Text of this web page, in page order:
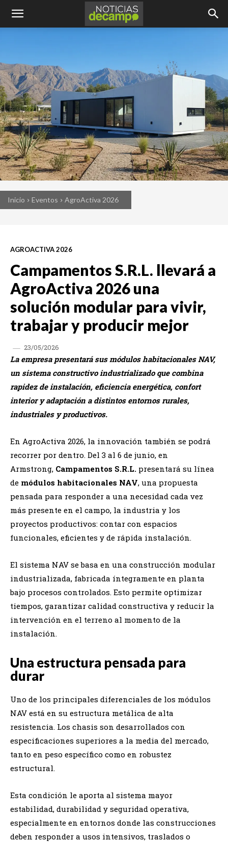
Inicio Eventos AgroActiva 2026
AGROACTIVA 2026
Campamentos S.R.L. llevará a
AgroActiva 2026 una
solución modular para vivir,
trabajar y producir mejor
23/05/2026
La empresa presentará sus módulos habitacionales NAV,
un sistema constructivo industrializado que combina
rapidez de instalación, eficiencia energética, confort
interior y adaptación a distintos entornos rurales,
industriales y productivos.
En AgroActiva 2026, la innovación también se podrá
recorrer por dentro. Del 3 al 6 de junio, en
Armstrong, Campamentos S.R.L. presentará su línea
de módulos habitacionales NAV, una propuesta
pensada para responder a una necesidad cada vez
más presente en el campo, la industria y los
proyectos productivos: contar con espacios
funcionales, eficientes y de rápida instalación.
El sistema NAV se basa en una construcción modular
industrializada, fabricada íntegramente en planta
bajo procesos controlados. Esto permite optimizar
tiempos, garantizar calidad constructiva y reducir la
intervención en el terreno al momento de la
instalación.
Una estructura pensada para
durar
Uno de los principales diferenciales de los módulos
NAV está en su estructura metálica de alta
resistencia. Los chasis son desarrollados con
especificaciones superiores a la media del mercado,
tanto en peso específico como en robustez
estructural.
Esta condición le aporta al sistema mayor
estabilidad, durabilidad y seguridad operativa,
especialmente en entornos donde las construcciones
deben responder a usos intensivos, traslados o